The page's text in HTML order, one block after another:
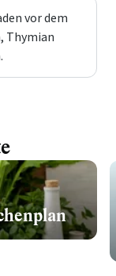
vor dem
Thymian